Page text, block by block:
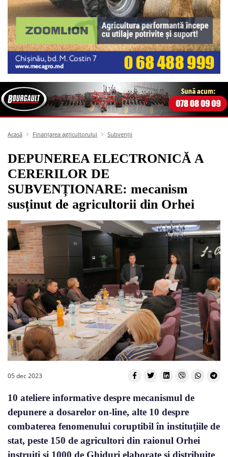
Acasă Finanțarea agricultorului Subvenții
DEPUNEREA ELECTRONICĂ A
CERERILOR DE
SUBVENȚIONARE: mecanism
susținut de agricultorii din Orhei
05 dec 2023
10 ateliere informative despre mecanismul de
depunere a dosarelor on-line, alte 10 despre
combaterea fenomenului coruptibil în instituțiile de
stat, peste 150 de agricultori din raionul Orhei
instruiți și 1000 de Ghiduri elaborate și distribuite